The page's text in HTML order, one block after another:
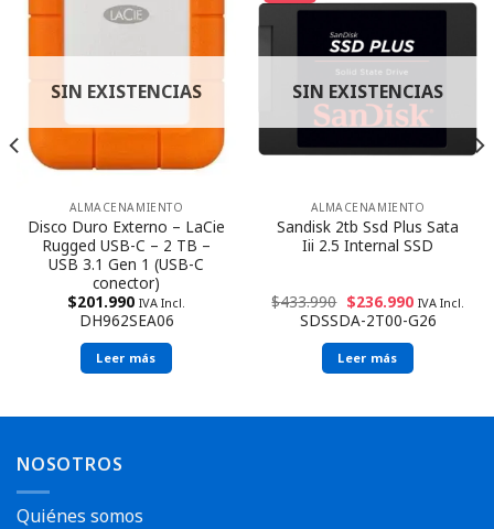
SIN EXISTENCIAS
ALMACENAMIENTO
Disco Duro Externo – LaCie
Rugged USB-C – 2 TB –
USB 3.1 Gen 1 (USB-C
conector)
$201.990 IVA Incl.
DH962SEA06
Leer más
SIN EXISTENCIAS
ALMACENAMIENTO
Sandisk 2tb Ssd Plus Sata
Iii 2.5 Internal SSD
$433.990 $236.990 IVA Incl.
SDSSDA-2T00-G26
Leer más
NOSOTROS
Quiénes somos